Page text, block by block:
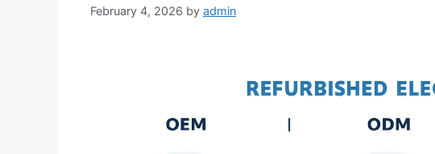
February 4, 2026 by admin